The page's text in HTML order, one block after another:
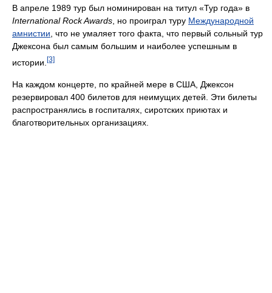
В апреле 1989 тур был номинирован на титул «Тур года» в
International Rock Awards , но проиграл туру Международной
амнистии , что не умаляет того факта, что первый сольный тур
Джексона был самым большим и наиболее успешным в
истории. [3]
На каждом концерте, по крайней мере в США, Джексон
резервировал 400 билетов для неимущих детей. Эти билеты
распространялись в госпиталях, сиротских приютах и
благотворительных организациях.